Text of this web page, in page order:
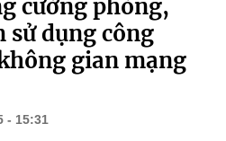
cường phòng,
sử dụng công
gian mạng
- 15:31